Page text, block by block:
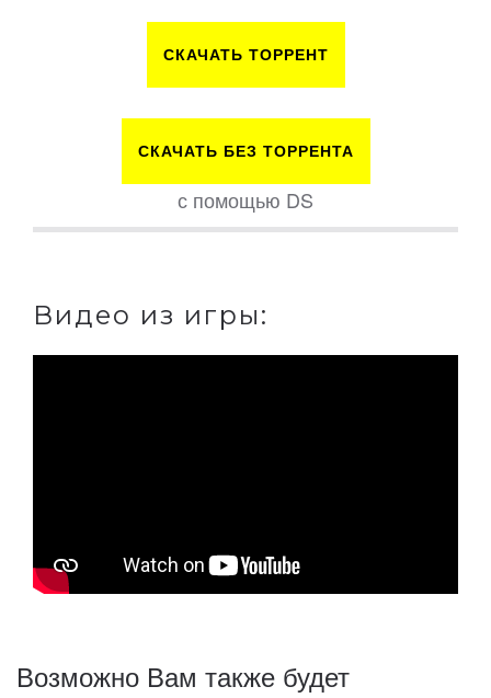
СКАЧАТЬ ТОРРЕНТ
СКАЧАТЬ БЕЗ ТОРРЕНТА
с помощью DS
Видео из игры:
Возможно Вам также будет